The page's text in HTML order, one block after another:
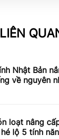
Nhật Bản
về nguyên
loạt nâng
lộ 5 tính